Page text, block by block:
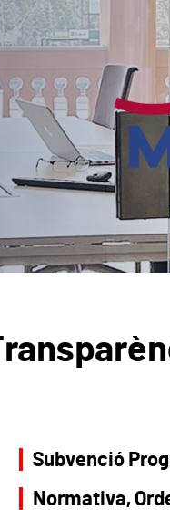
Subvenció
Normativa,